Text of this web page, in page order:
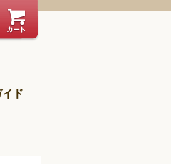
ド